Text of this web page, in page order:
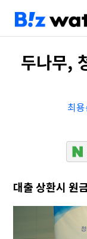
두나무,
최
대출 상환시 원